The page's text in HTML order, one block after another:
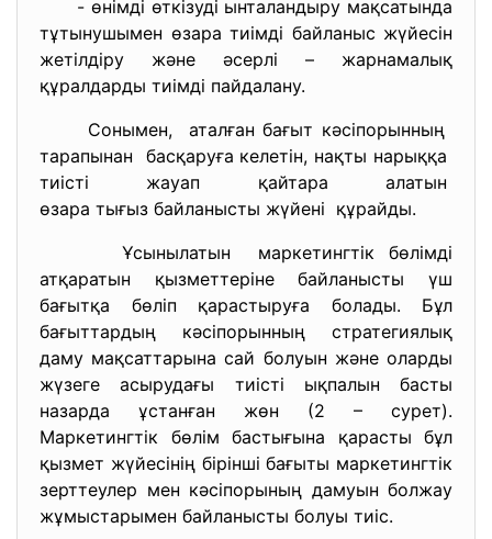
- өнімді өткізуді ынталандыру мақсатында
тұтынушымен өзара тиімді байланыс жүйесін
жетілдіру және әсерлі – жарнамалық
құралдарды тиімді пайдалану.
Сонымен, аталған бағыт кәсіпорынның
тарапынан басқаруға келетін, нақты нарыққа
тиісті жауап қайтара алатын
өзара тығыз байланысты жүйені құрайды.
Ұсынылатын маркетингтік бөлімді
атқаратын қызметтеріне байланысты үш
бағытқа бөліп қарастыруға болады. Бұл
бағыттардың кәсіпорынның стратегиялық
даму мақсаттарына сай болуын және оларды
жүзеге асырудағы тиісті ықпалын басты
назарда ұстанған жөн (2 – сурет).
Маркетингтік бөлім бастығына қарасты бұл
қызмет жүйесінің бірінші бағыты маркетингтік
зерттеулер мен кәсіпорының дамуын болжау
жұмыстарымен байланысты болуы тиіс.